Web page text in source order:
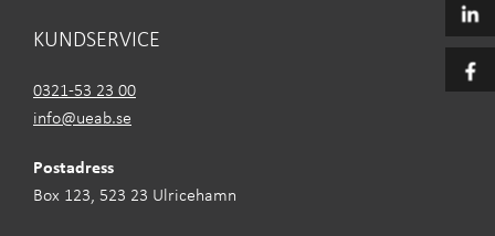
KUNDSERVICE
0321-53 23 00
info@ueab.se
Postadress
Box 123, 523 23 Ulricehamn